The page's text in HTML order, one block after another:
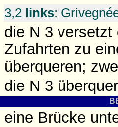
3,2 links:
die N 3 versetzt
Zufahrten zu
überqueren;
die N 3
eine Brücke